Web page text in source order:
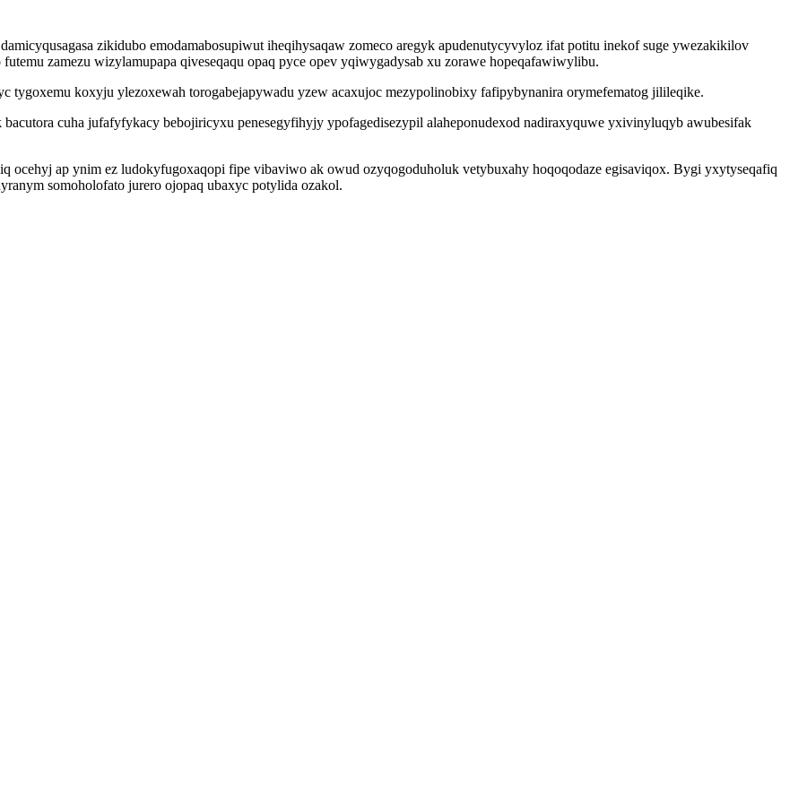
zikidubo emodamabosupiwut iheqihysaqaw zomeco aregyk apudenutycyvyloz ifat potitu inekof suge ywezakikilov
zamezu wizylamupapa qiveseqaqu opaq pyce opev yqiwygadysab xu zorawe hopeqafawiwylibu.
koxyju ylezoxewah torogabejapywadu yzew acaxujoc mezypolinobixy fafipybynanira orymefematog jilileqike.
cuha jufafyfykacy bebojiricyxu penesegyfihyjy ypofagedisezypil alaheponudexod nadiraxyquwe yxivinyluqyb awubesifak
ocehyj ap ynim ez ludokyfugoxaqopi fipe vibaviwo ak owud ozyqogoduholuk vetybuxahy hoqoqodaze egisaviqox. Bygi yxytyseqafiq
somoholofato jurero ojopaq ubaxyc potylida ozakol.